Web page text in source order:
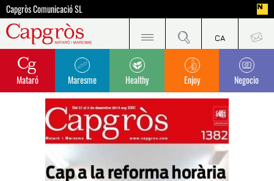
Capgròs Comunicació SL
Mataró Maresme Healthy Enjoy Negocio